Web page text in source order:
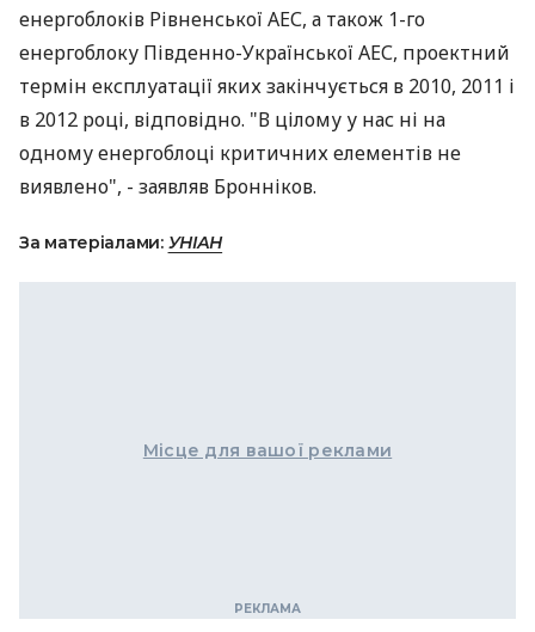
енергоблоків Рівненської АЕС, а також 1-го
енергоблоку Південно-Української АЕС, проектний
термін експлуатації яких закінчується в 2010, 2011 і
в 2012 році, відповідно. "В цілому у нас ні на
одному енергоблоці критичних елементів не
виявлено", - заявляв Бронніков.
За матеріалами: УНІАН
Місце для вашої реклами